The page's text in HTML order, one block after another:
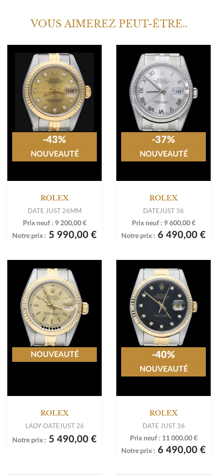
VOUS AIMEREZ PEUT-ÊTRE..
ROLEX
DATE JUST 26MM
Prix neuf : 9 200,00 €
Notre prix : 5 990,00 €
-43%
NOUVEAUTÉ
ROLEX
DATEJUST 36
Prix neuf : 9 600,00 €
Notre prix : 6 490,00 €
-37%
NOUVEAUTÉ
ROLEX
LADY-DATEJUST 26
Notre prix : 5 490,00 €
NOUVEAUTÉ
ROLEX
DATE JUST 36
Prix neuf : 11 000,00 €
Notre prix : 6 490,00 €
-40%
NOUVEAUTÉ